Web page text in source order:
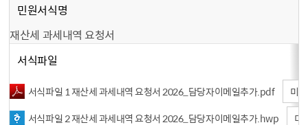
민원서식명
재산세 과세내역 요청서
서식파일
서식파일 1 재산세 과세내역 요청서 2026_담당자이메일추가.pdf
미
서식파일 2 재산세 과세내역 요청서 2026_담당자이메일추가.hwp
미